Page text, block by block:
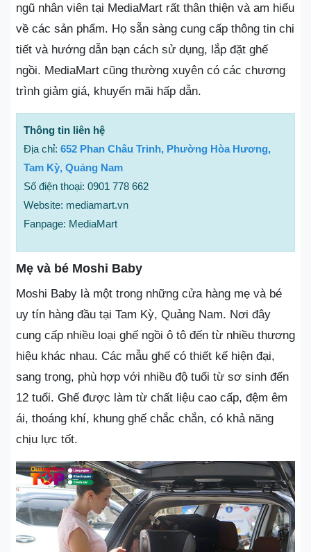
ngũ nhân viên tại MediaMart rất thân thiện và am hiểu
về các sản phẩm. Họ sẵn sàng cung cấp thông tin chi
tiết và hướng dẫn bạn cách sử dụng, lắp đặt ghế
ngồi. MediaMart cũng thường xuyên có các chương
trình giảm giá, khuyến mãi hấp dẫn.
Thông tin liên hệ
Địa chỉ: 652 Phan Châu Trinh, Phường Hòa Hương,
Tam Kỳ, Quảng Nam
Số điện thoại: 0901 778 662
Website: mediamart.vn
Fanpage: MediaMart
Mẹ và bé Moshi Baby
Moshi Baby là một trong những cửa hàng mẹ và bé
uy tín hàng đầu tại Tam Kỳ, Quảng Nam. Nơi đây
cung cấp nhiều loại ghế ngồi ô tô đến từ nhiều thương
hiệu khác nhau. Các mẫu ghế có thiết kế hiện đại,
sang trọng, phù hợp với nhiều độ tuổi từ sơ sinh đến
12 tuổi. Ghế được làm từ chất liệu cao cấp, đệm êm
ái, thoáng khí, khung ghế chắc chắn, có khả năng
chịu lực tốt.